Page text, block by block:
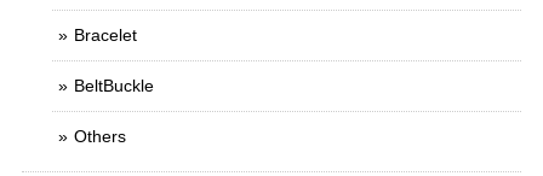
Bracelet
BeltBuckle
Others